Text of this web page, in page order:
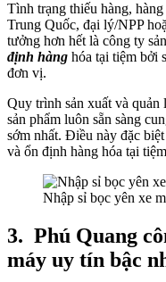
Tình trạng thiếu hàng,
Trung Quốc, đại lý/NPP
tưởng hơn hết là công ty
định hàng hóa tại tiệm bởi
đơn vị.
Quy trình sản xuất và
sản phẩm luôn sẵn sàng
sớm nhất. Điều này đặc
và ổn định hàng hóa tại
Nhập sỉ bọc yên xe
3. Phú Quang
máy uy tín bậc